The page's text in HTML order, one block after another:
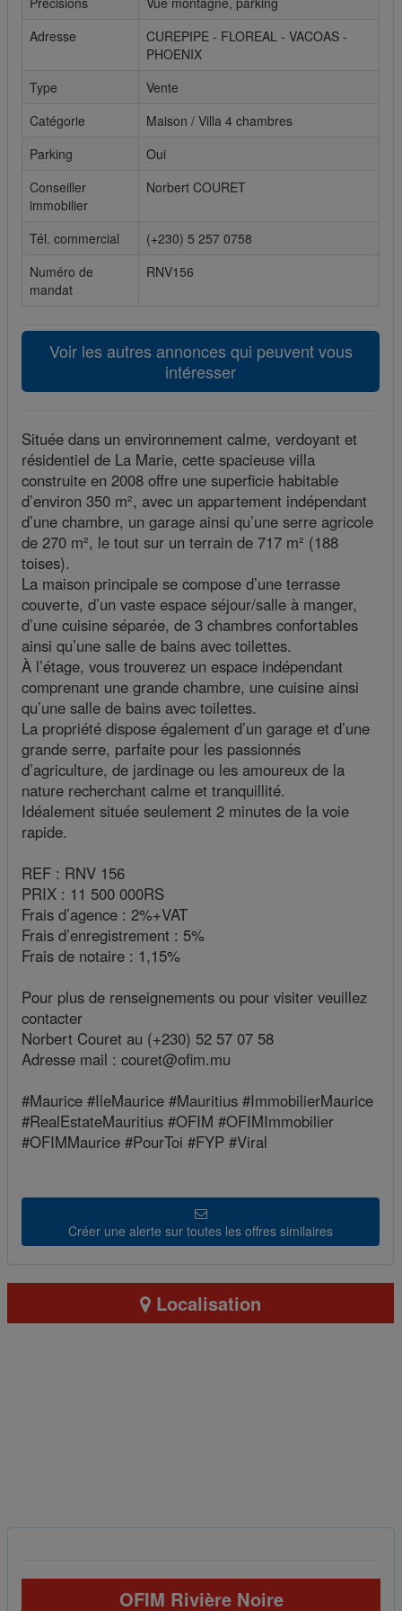
Cookies sociaux
sociaux afin que vous puissiez partager votre expérience
Adresse
CUREPIPE - FLOREAL - VACOAS -
PHOENIX
Type
Vente
Catégorie
Maison / Villa 4 chambres
Parking
Oui
Conseiller
immobilier
Norbert COURET
Tél. commercial
(+230) 5 257 0758
Numéro de
mandat
RNV156
Voir les autres annonces qui peuvent vous
intéresser
Située dans un environnement calme, verdoyant et
résidentiel de La Marie, cette spacieuse villa
construite en 2008 offre une superficie habitable
d’environ 350 m², avec un appartement indépendant
d’une chambre, un garage ainsi qu’une serre agricole
de 270 m², le tout sur un terrain de 717 m² (188
toises).
La maison principale se compose d’une terrasse
couverte, d’un vaste espace séjour/salle à manger,
d’une cuisine séparée, de 3 chambres confortables
ainsi qu’une salle de bains avec toilettes.
À l’étage, vous trouverez un espace indépendant
comprenant une grande chambre, une cuisine ainsi
qu’une salle de bains avec toilettes.
La propriété dispose également d’un garage et d’une
grande serre, parfaite pour les passionnés
d’agriculture, de jardinage ou les amoureux de la
nature recherchant calme et tranquillité.
Idéalement située seulement 2 minutes de la voie
rapide.
REF : RNV 156
PRIX : 11 500 000RS
Frais d’agence : 2%+VAT
Frais d’enregistrement : 5%
Frais de notaire : 1,15%
Pour plus de renseignements ou pour visiter veuillez
contacter
Norbert Couret au (+230) 52 57 07 58
Adresse mail : couret@ofim.mu
#Maurice #IleMaurice #Mauritius #ImmobilierMaurice
#RealEstateMauritius #OFIM #OFIMImmobilier
#OFIMMaurice #PourToi #FYP #Viral
Créer une alerte sur toutes les offres similaires
Localisation
OFIM Rivière Noire